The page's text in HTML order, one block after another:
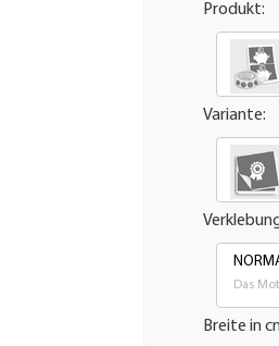
Produkt:
Variante:
Das
Breite in